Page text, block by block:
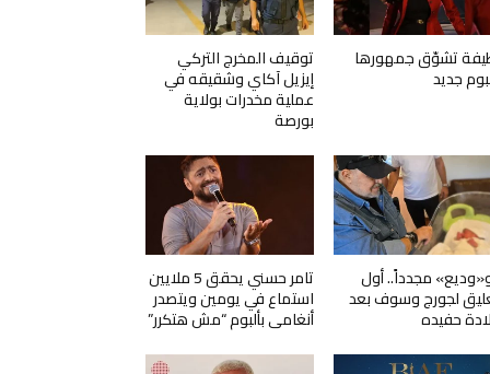
تشوّق جمهورها
جديد
توقيف المخرج التركي
إيزيل آكاي وشقيقه في
عملية مخدرات بولاية
بورصة
مجدداً.. أول
لجورج وسوف بعد
حفيده
تامر حسني يحقق 5 ملايين
استماع في يومين ويتصدر
أنغامي بألبوم “مش هتكرر”